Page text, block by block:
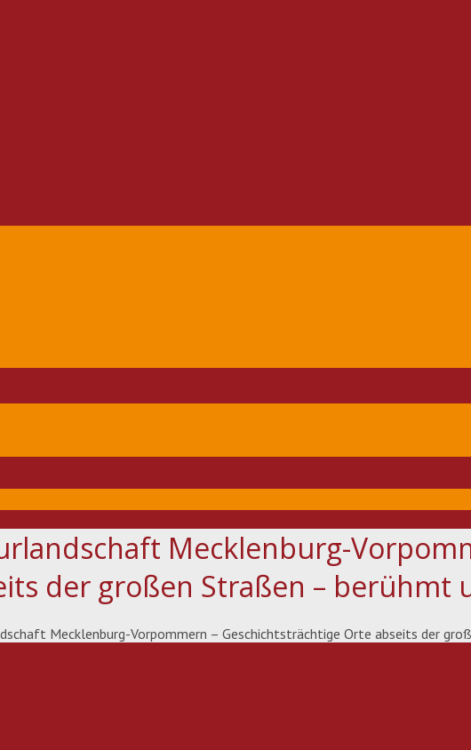
Mecklenburg-
der großen Straßen – berühmt
Mecklenburg-Vorpommern – Geschichtsträchtige Orte abseits der